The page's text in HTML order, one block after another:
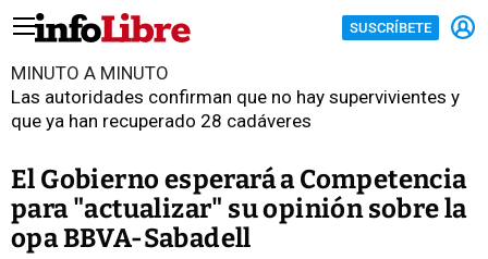
SUSCRÍBETE
MINUTO A MINUTO
Las autoridades confirman que no hay supervivientes y
que ya han recuperado 28 cadáveres
El Gobierno esperará a Competencia
para "actualizar" su opinión sobre la
opa BBVA-Sabadell